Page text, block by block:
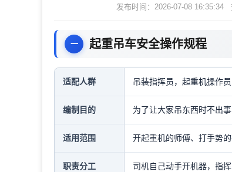
发布时间：2026-07-08 16:35:34
起重吊车安全操作规程
适配人群 吊装指挥员，起重机操作
编制目的 为了让大家吊东西时不出
适用范围 开起重机的师傅、打手势
职责分工 司机自己动手开机器，指